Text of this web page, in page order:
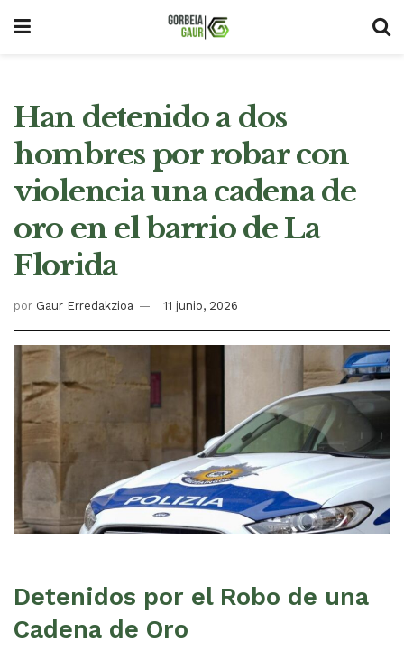
Han detenido a dos
hombres por robar con
violencia una cadena de
oro en el barrio de La
Florida
por Gaur Erredakzioa 11 junio, 2026
Detenidos por el Robo de una
Cadena de Oro